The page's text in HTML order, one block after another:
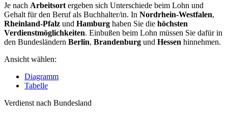
Je nach Arbeitsort ergeben sich Unterschiede beim Lohn und
Gehalt für den Beruf als Buchhalter/in. In Nordrhein-Westfalen,
Rheinland-Pfalz und Hamburg haben Sie die höchsten
Verdienstmöglichkeiten. Einbußen beim Lohn müssen Sie dafür in
den Bundesländern Berlin, Brandenburg und Hessen hinnehmen.
Ansicht wählen:
Diagramm
Tabelle
Verdienst nach Bundesland